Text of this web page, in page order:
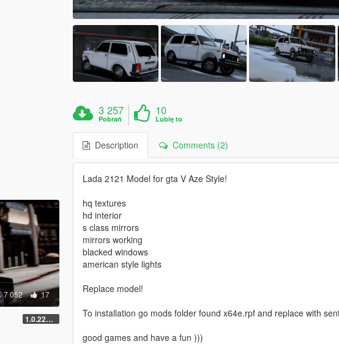
7 052 17
1.0.2245.0
3 257
Pobrań
10
Lubię to
Description Comments (2)
Lada 2121 Model for gta V Aze Style!
hq textures
hd interior
s class mirrors
mirrors working
blacked windows
american style lights
Replace model!
To installation go mods folder found x64e.rpf and replace with
good games and have a fun )))